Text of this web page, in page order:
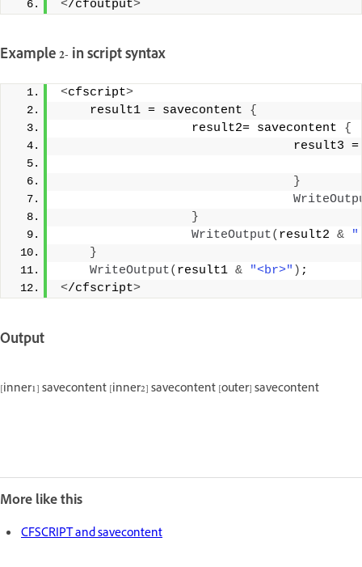
</cfoutput>
Example 2- in script syntax
<cfscript>
    result1 = savecontent
{
                  result2= savecontent
{
result3
}
}
WriteOutput( result2 &
}
WriteOutput( result1 & "<br>" ) ;
</cfscript>
Output
[inner1] savecontent [inner2] savecontent [outer] savecontent
More like this
CFSCRIPT and savecontent